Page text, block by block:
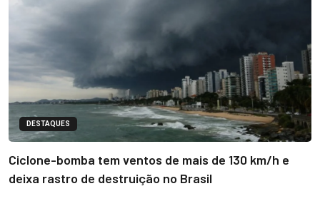
DESTAQUES
Ciclone-bomba tem ventos de mais de 130 km/h e
deixa rastro de destruição no Brasil